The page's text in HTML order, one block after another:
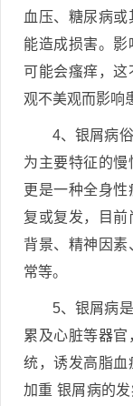
血压、糖尿病
能造成损害。
可能会瘙痒，
观不美观而影响
4、银屑病
为主要特征的慢
更是一种全身
复或复发，目
背景、精神因
常等。
5、银屑病
累及心脏等器
统，诱发高脂血
加重 银屑病的